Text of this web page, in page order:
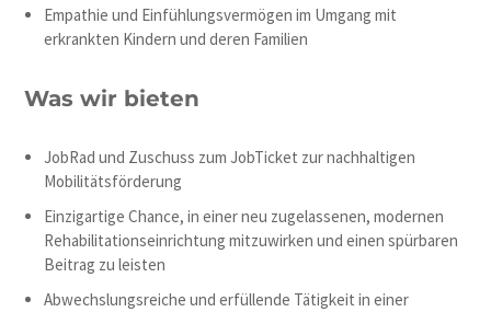
Empathie und Einfühlungsvermögen im Umgang mit
erkrankten Kindern und deren Familien
Was wir bieten
JobRad und Zuschuss zum JobTicket zur nachhaltigen
Mobilitätsförderung
Einzigartige Chance, in einer neu zugelassenen, modernen
Rehabilitationseinrichtung mitzuwirken und einen spürbaren
Beitrag zu leisten
Abwechslungsreiche und erfüllende Tätigkeit in einer